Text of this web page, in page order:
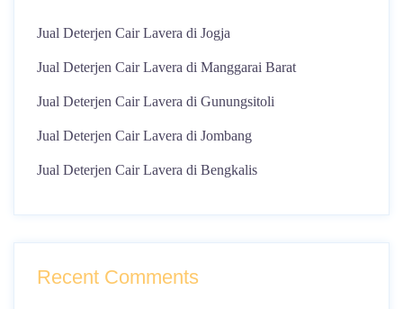
Jual Deterjen Cair Lavera di Jogja
Jual Deterjen Cair Lavera di Manggarai Barat
Jual Deterjen Cair Lavera di Gunungsitoli
Jual Deterjen Cair Lavera di Jombang
Jual Deterjen Cair Lavera di Bengkalis
Recent Comments